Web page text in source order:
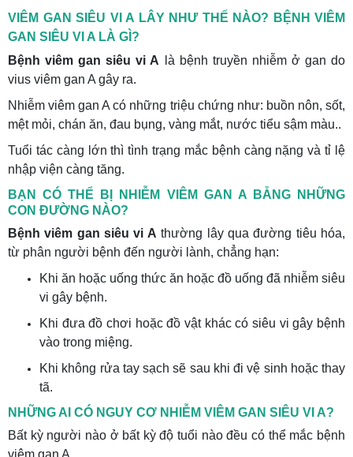
VIÊM GAN SIÊU VI A LÂY NHƯ THẾ NÀO? BỆNH VIÊM
GAN SIÊU VI A LÀ GÌ?
Bệnh viêm gan siêu vi A là bệnh truyền nhiễm ở gan do
vius viêm gan A gây ra.
Nhiễm viêm gan A có những triệu chứng như: buồn nôn, sốt,
mệt mỏi, chán ăn, đau bụng, vàng mắt, nước tiểu sậm màu..
Tuổi tác càng lớn thì tình trạng mắc bệnh càng nặng và tỉ lệ
nhập viện càng tăng.
BẠN CÓ THỂ BỊ NHIỄM VIÊM GAN A BẴNG NHỮNG
CON ĐƯỜNG NÀO?
Bệnh viêm gan siêu vi A thường lây qua đường tiêu hóa,
từ phân người bệnh đến người lành, chẳng hạn:
Khi ăn hoặc uống thức ăn hoặc đồ uống đã nhiễm siêu
vi gây bệnh.
Khi đưa đồ chơi hoặc đồ vật khác có siêu vi gây bệnh
vào trong miệng.
Khi không rửa tay sạch sẽ sau khi đi vệ sinh hoặc thay
tã.
NHỮNG AI CÓ NGUY CƠ NHIỄM VIÊM GAN SIÊU VI A?
Bất kỳ người nào ở bất kỳ độ tuổi nào đều có thể mắc bệnh